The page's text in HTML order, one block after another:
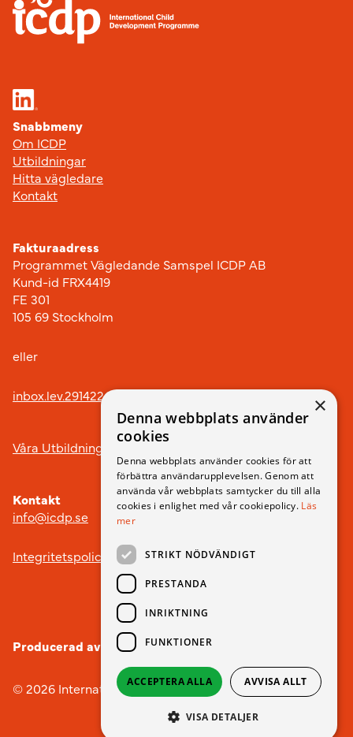
Snabbmeny
Om ICDP
Utbildningar
Hitta vägledare
Kontakt
Fakturaadress
Programmet Vägledande Samspel ICDP AB
Kund-id FRX4419
FE 301
105 69 Stockholm
eller
inbox.lev.291422@arkivplats.se
Våra Utbildningar
Kontakt
info@icdp.se
Integritetspolicy
Producerad av Webbyrån nobox.
© 2026 International Child Development Programme
×
Denna webbplats använder
cookies
Denna webbplats använder cookies för att
förbättra användarupplevelsen. Genom att
använda vår webbplats samtycker du till alla
cookies i enlighet med vår cookiepolicy. Läs
mer
STRIKT NÖDVÄNDIGT
PRESTANDA
INRIKTNING
FUNKTIONER
ACCEPTERA ALLA AVVISA ALLT
VISA DETALJER